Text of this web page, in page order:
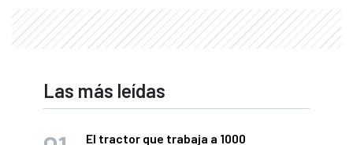
Las más leídas
El tractor que trabaja a 1000